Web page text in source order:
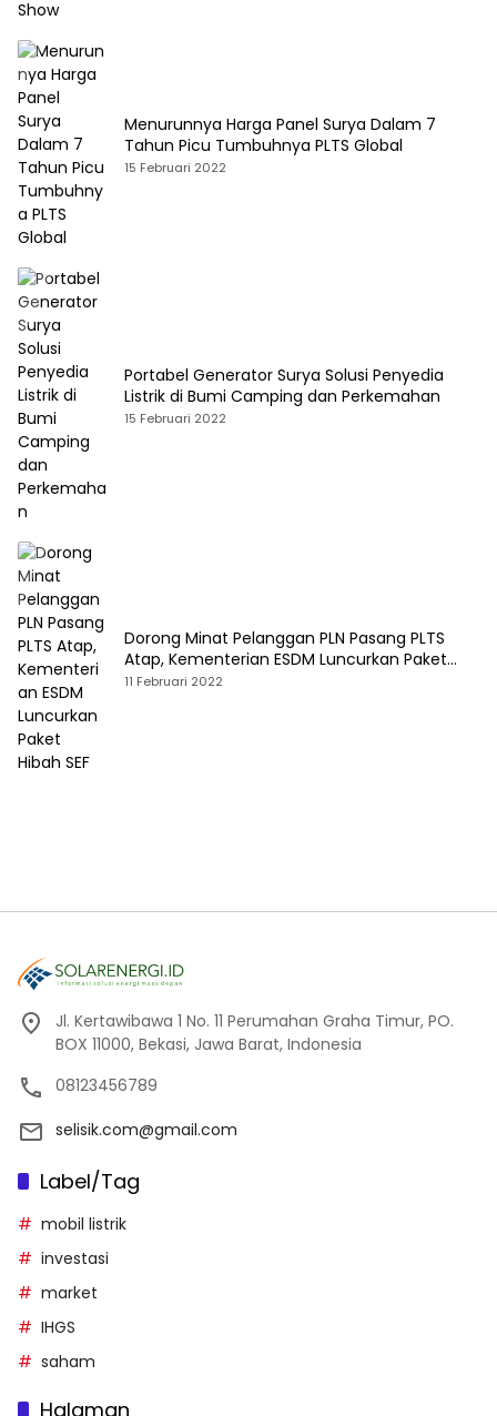
Menurunnya Harga Panel Surya Dalam 7
Tahun Picu Tumbuhnya PLTS Global
15 Februari 2022
Portabel Generator Surya Solusi Penyedia
Listrik di Bumi Camping dan Perkemahan
15 Februari 2022
Dorong Minat Pelanggan PLN Pasang PLTS
Atap, Kementerian ESDM Luncurkan Paket
Hibah SEF
11 Februari 2022
Jl. Kertawibawa 1 No. 11 Perumahan Graha Timur, PO.
BOX 11000, Bekasi, Jawa Barat, Indonesia
08123456789
selisik.com@gmail.com
Label/Tag
mobil listrik
investasi
market
IHGS
saham
Halaman